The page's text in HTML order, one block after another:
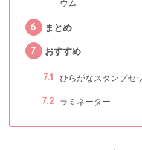
ウム
6 まとめ
7 おすすめ
7.1 ひらがなスタンプ
7.2 ラミネーター